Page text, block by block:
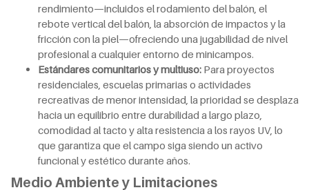
rendimiento—incluidos el rodamiento del balón, el
rebote vertical del balón, la absorción de impactos y la
fricción con la piel—ofreciendo una jugabilidad de nivel
profesional a cualquier entorno de minicampos.
Estándares comunitarios y multiuso: Para proyectos
residenciales, escuelas primarias o actividades
recreativas de menor intensidad, la prioridad se desplaza
hacia un equilibrio entre durabilidad a largo plazo,
comodidad al tacto y alta resistencia a los rayos UV, lo
que garantiza que el campo siga siendo un activo
funcional y estético durante años.
Medio Ambiente y Limitaciones